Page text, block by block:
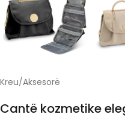
Kreu/Aksesorë
Cantë kozmetike